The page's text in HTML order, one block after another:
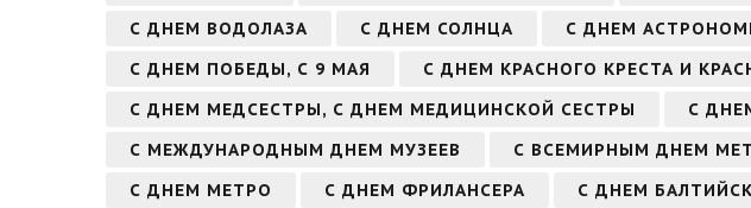
С ДНЕМ ВОДОЛАЗА
С ДНЕМ СОЛНЦА С ДНЕМ
С ДНЕМ ПОБЕДЫ, С 9 МАЯ
С ДНЕМ КРАСНОГО КРЕСТА И
С ДНЕМ МЕДСЕСТРЫ, С ДНЕМ МЕДИЦИНСКОЙ СЕСТРЫ
С
С МЕЖДУНАРОДНЫМ ДНЕМ МУЗЕЕВ
С ВСЕМИРНЫМ ДНЕМ
С ДНЕМ МЕТРО
С ДНЕМ ФРИЛАНСЕРА С ДНЕМ